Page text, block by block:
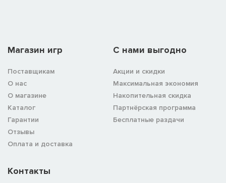
Магазин игр
Поставщикам
О нас
О магазине
Каталог
Гарантии
Отзывы
Оплата и доставка
C нами выгодно
Акции и скидки
Максимальная экономия
Накопительная скидка
Партнёрская программа
Бесплатные раздачи
Контакты